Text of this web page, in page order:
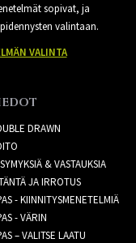
sopivat, ja
valintaan.
VALINTA
DRAWN
& VASTAUKSIA
JA IRROTUS
- KIINNITYSMENETELMIÄ
- VÄRIN
– VALITSE LAATU